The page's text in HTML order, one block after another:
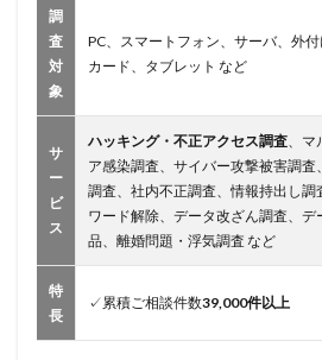
調
査
対
象
PC、スマートフォン、サーバ、外
カード、タブレット など
サ
ー
ビ
ス
ハッキング・不正アクセス調査 、
ア感染調査、サイバー攻撃被害調
調査、社内不正調査、情報持出し調
ワード解除、データ改ざん調査、デ
品、離婚問題・浮気調査 など
特
長
✓累積ご相談件数39,000件以上